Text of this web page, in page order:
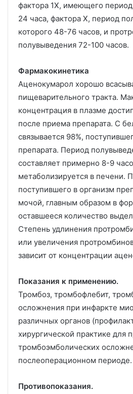
фактора 1X, имеющего
24 часа, фактора X, период
которого 48-76 часов, и
полувыведения 72-100 часов.
Фармакокинетика
Аценокумарол хорошо
пищеварительного тракта.
концентрация в плазме
после приема препарата. С
связывается 98%,
препарата. Период
составляет примерно 8-9
метаболизируется в печени.
поступившего в организм
мочой, главным образом в
оставшееся количество
Степень удлинения
или увеличения
зависит от концентрации
Показания к применению.
Тромбоз, тромбофлебит,
осложнения при инфаркте
различных органов
хирургической практике для
тромбоэмболических
послеоперационном периоде.
Противопоказания.